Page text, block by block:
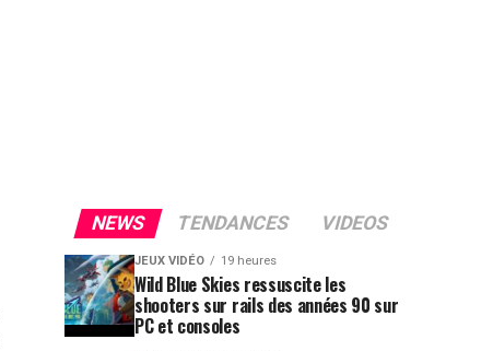
NEWS TENDANCES VIDEOS
JEUX VIDÉO 19 heures
Wild Blue Skies ressuscite les
shooters sur rails des années 90 sur
PC et consoles